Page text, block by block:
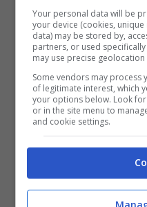
Album di
Your personal data will be
your device (cookies,
data) may be stored by,
partners, or used
may use precise geolocation
Some vendors may
of legitimate interest, which
your options below. Look
or in the site menu to
and cookie settings.